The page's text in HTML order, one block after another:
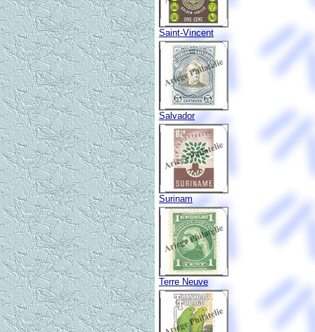
Saint-Vincent
Salvador
Surinam
Terre Neuve